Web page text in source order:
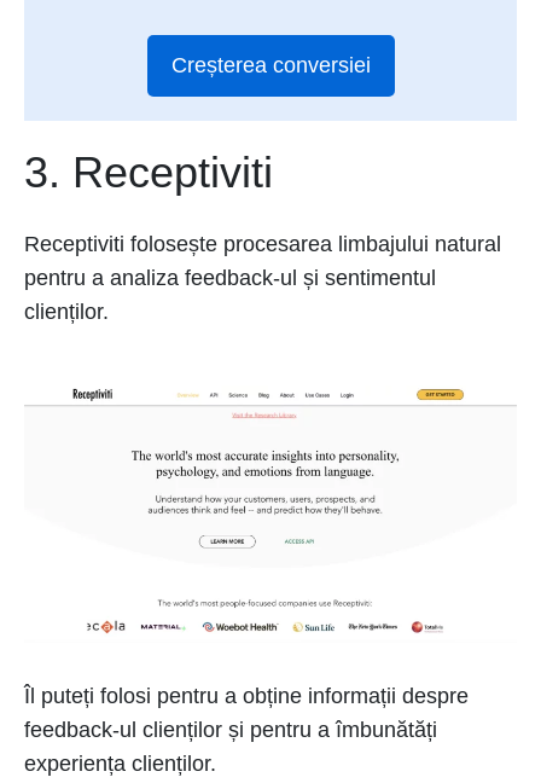
Creșterea conversiei
3. Receptiviti
Receptiviti folosește procesarea limbajului natural
pentru a analiza feedback-ul și sentimentul
clienților.
Îl puteți folosi pentru a obține informații despre
feedback-ul clienților și pentru a îmbunătăți
experiența clienților.